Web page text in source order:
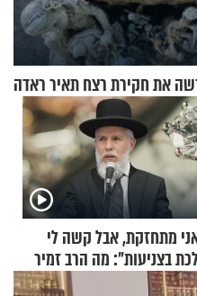
את חקירת רצח תאיר ראדה
מתחזקת, אבל קשה לי
בצניעות": מה הרב זמיר
המליץ לה לעשות?